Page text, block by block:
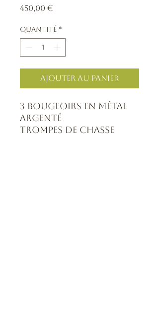
450,00 €
Quantité *
Ajouter au panier
3 bougeoirs en métal
argenté
Trompes de chasse